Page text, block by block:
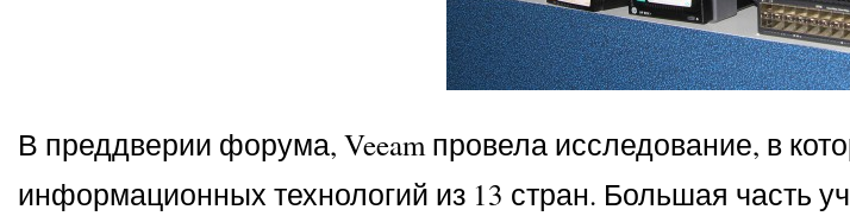
В преддверии форума, Veeam провела исследование, в
информационных технологий из 13 стран. Большая часть